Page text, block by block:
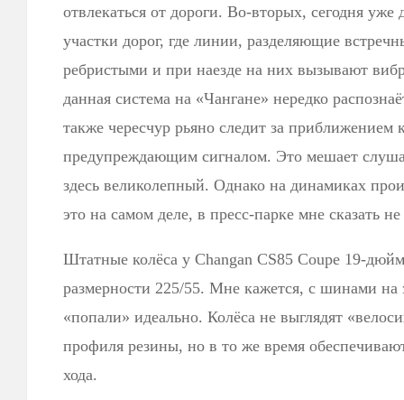
отвлекаться от дороги. Во-вторых, сегодня уже
участки дорог, где линии, разделяющие
ребристыми и при наезде на них вызывают
данная система на «Чангане» нередко
также чересчур рьяно следит за
предупреждающим сигналом. Это мешает
здесь великолепный. Однако на динамиках
это на самом деле, в пресс-парке мне сказать
Штатные колёса у Changan CS85 Coupe 19-
размерности 225/55. Мне кажется, с шинами на
«попали» идеально. Колёса не выглядят
профиля резины, но в то же время
хода.